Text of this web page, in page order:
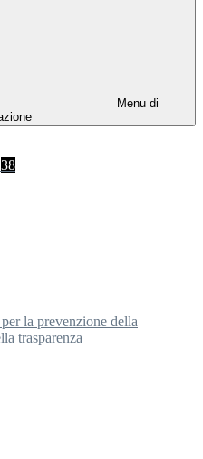
Menu di
38
la prevenzione della
trasparenza